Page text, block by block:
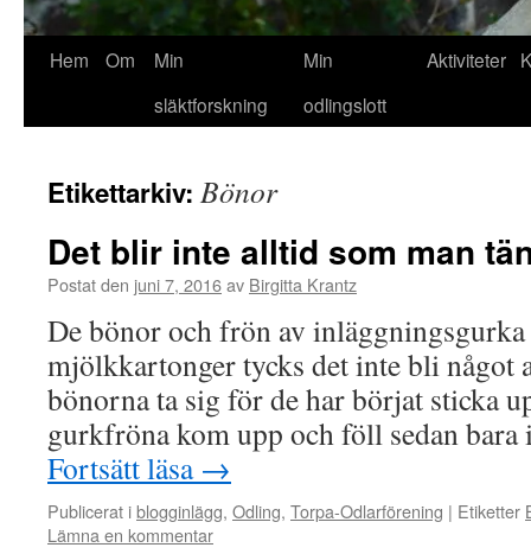
Hem Om
Min
släktforskning
Min
odlingslott
Aktiviteter
Etikettarkiv: Bönor
Det blir inte alltid som man
Postat den juni 7, 2016av Birgitta Krantz
De bönor och frön av
mjölkkartonger tycks det inte bli något
bönorna ta sig för de har börjat sticka
gurkfröna kom upp och föll sedan
Fortsätt läsa →
Publicerat iblogginlägg, Odling, Torpa-Odlarförening | Etiketter
Lämna en kommentar